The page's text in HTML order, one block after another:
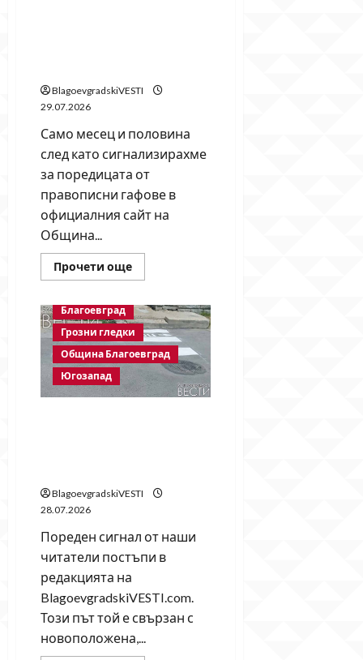
BlagoevgradskiVESTI
29.07.2026
Само месец и половина
след като сигнализирахме
за поредицата от
правописни гафове в
официалния сайт на
Община...
Прочети ощеRead
more
ефективност“
–
поредният
гаф
на
PR
отдела
на
Община
Благоевград
Грозни гледки
Община Благоевград
Югозапад
BlagoevgradskiVESTI
28.07.2026
Пореден сигнал от наши
читатели постъпи в
редакцията на
BlagoevgradskiVESTI.com.
Този път той е свързан с
новоположена,...